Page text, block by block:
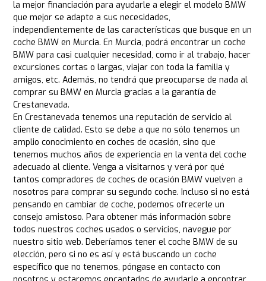
la mejor financiación para ayudarle a elegir el modelo BMW
que mejor se adapte a sus necesidades,
independientemente de las características que busque en un
coche BMW en Murcia. En Murcia, podrá encontrar un coche
BMW para casi cualquier necesidad, como ir al trabajo, hacer
excursiones cortas o largas, viajar con toda la familia y
amigos, etc. Además, no tendrá que preocuparse de nada al
comprar su BMW en Murcia gracias a la garantía de
Crestanevada.
En Crestanevada tenemos una reputación de servicio al
cliente de calidad. Esto se debe a que no sólo tenemos un
amplio conocimiento en coches de ocasión, sino que
tenemos muchos años de experiencia en la venta del coche
adecuado al cliente. Venga a visitarnos y verá por qué
tantos compradores de coches de ocasión BMW vuelven a
nosotros para comprar su segundo coche. Incluso si no está
pensando en cambiar de coche, podemos ofrecerle un
consejo amistoso. Para obtener más información sobre
todos nuestros coches usados o servicios, navegue por
nuestro sitio web. Deberíamos tener el coche BMW de su
elección, pero si no es así y está buscando un coche
específico que no tenemos, póngase en contacto con